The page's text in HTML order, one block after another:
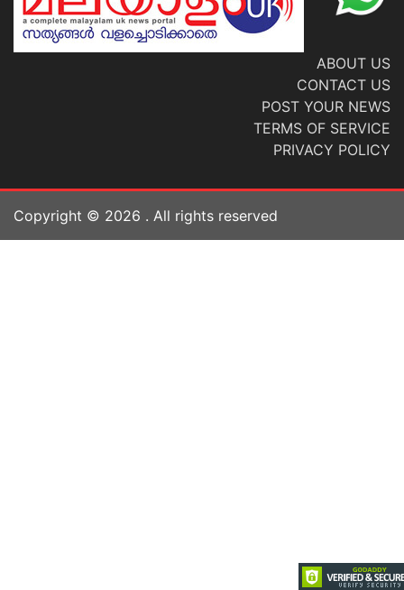
ABOUT US
CONTACT US
POST YOUR NEWS
TERMS OF SERVICE
PRIVACY POLICY
Copyright © 2026 . All rights reserved